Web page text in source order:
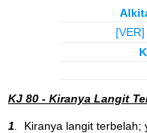
[VER]
KJ 80 - Kiranya Langit
1
Kiranya langit terbelah;